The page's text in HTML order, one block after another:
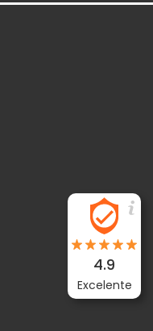
4.9
Excelente